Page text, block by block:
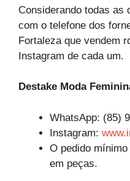
Considerando todas as
com o telefone dos
Fortaleza que vendem
Instagram de cada um.
Destake Moda
WhatsApp: (85)
Instagram:
O pedido
em peças.